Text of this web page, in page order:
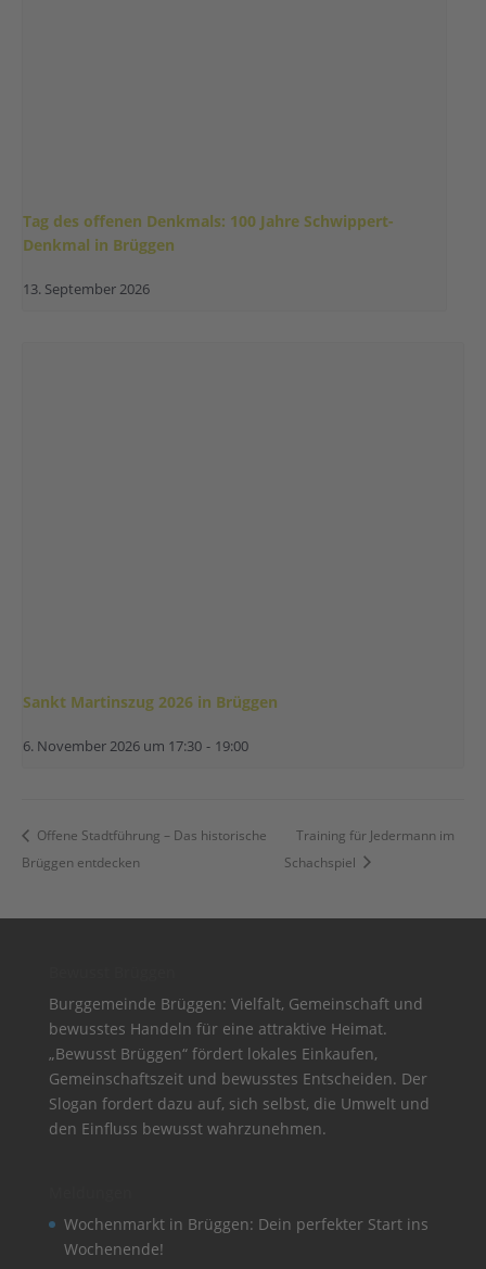
Tag des offenen Denkmals: 100 Jahre Schwippert-
Denkmal in Brüggen
13. September 2026
Sankt Martinszug 2026 in Brüggen
6. November 2026 um 17:30 - 19:00
Offene Stadtführung – Das historische
Brüggen entdecken
Training für Jedermann im
Schachspiel
Burggemeinde Brüggen: Vielfalt, Gemeinschaft und
bewusstes Handeln für eine attraktive Heimat.
„Bewusst Brüggen“ fördert lokales Einkaufen,
Gemeinschaftszeit und bewusstes Entscheiden. Der
Slogan fordert dazu auf, sich selbst, die Umwelt und
den Einfluss bewusst wahrzunehmen.
Wochenmarkt in Brüggen: Dein perfekter Start ins
Wochenende!